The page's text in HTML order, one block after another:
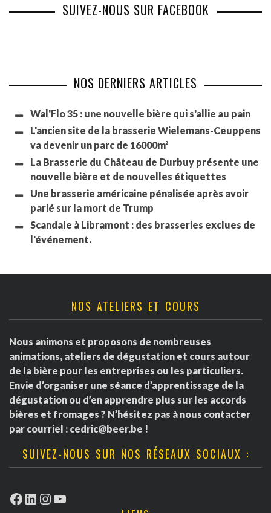
SUIVEZ-NOUS SUR FACEBOOK
NOS DERNIERS ARTICLES
Wal'Flo 35 : une nouvelle bière qui s'allie au pain
L'ancien site de la brasserie Wielemans-Ceuppens
va devenir un parc de 16000m²
La Brasserie du Château de Durbuy présente une
nouvelle bière et de nouvelles étiquettes
Une brasserie américaine pénalisée après avoir
parié sur la mort de Trump
Scandale à Libramont : des brasseries exclues de
l'événement.
NOS ATELIERS ET COURS
Nous animons et proposons de nombreuses
animations, ateliers de dégustation et cours autour
de la bière pour les entreprises ou les particuliers.
Envie d’organiser une séance d’apprentissage de la
dégustation ou d’en apprendre plus sur les accords
bières et fromages ? N’hésitez pas à nous contacter
par courriel : cedric@beer.be !
SUIVEZ-NOUS SUR NOS RÉSEAUX SOCIAUX :
Facebook
LinkedIn
Instagram
YouTube